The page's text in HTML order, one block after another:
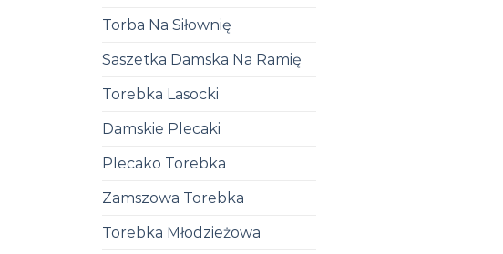
Torba Na Siłownię
Saszetka Damska Na Ramię
Torebka Lasocki
Damskie Plecaki
Plecako Torebka
Zamszowa Torebka
Torebka Młodzieżowa